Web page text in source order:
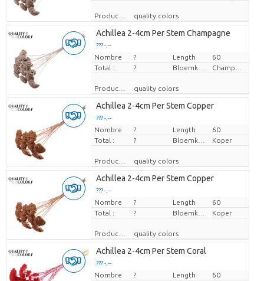
Producteur quality colors
Achillea 2-4cm Per Stem Champagne
??? -,--
Prix par pièce
Nombre ? Length
60
Total :
?
Producteur quality colors
Achillea 2-4cm Per Stem Copper
??? -,--
Prix par pièce
Nombre ? Length
60
Total :
? Koper
Producteur quality colors
Achillea 2-4cm Per Stem Copper
??? -,--
Prix par pièce
Nombre ? Length
60
Total :
? Koper
Producteur quality colors
Achillea 2-4cm Per Stem Coral
??? -,--
Prix par pièce
Nombre ? Length
60